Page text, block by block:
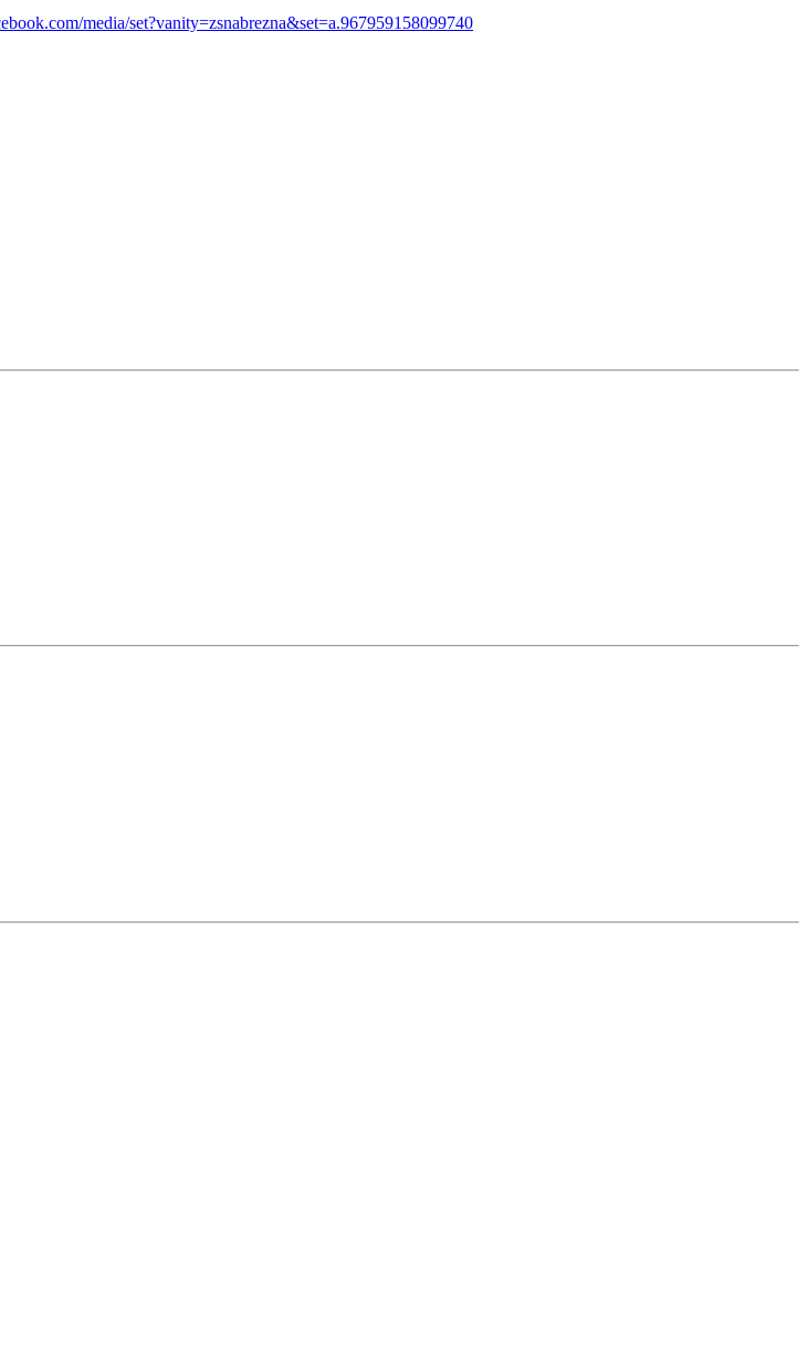
media/set?vanity=zsnabrezna&set=a.967959158099740